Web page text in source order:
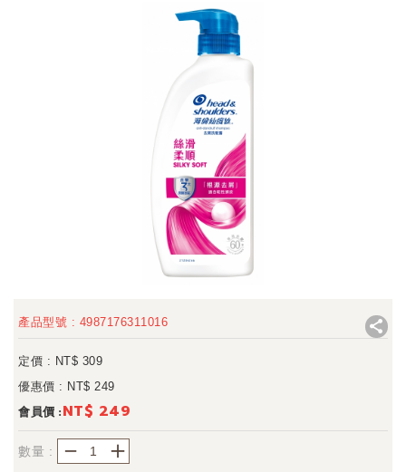
產品型號 : 4987176311016
定價 : NT$ 309
優惠價 : NT$ 249
會員價 : NT$ 249
數量 : ＋
－